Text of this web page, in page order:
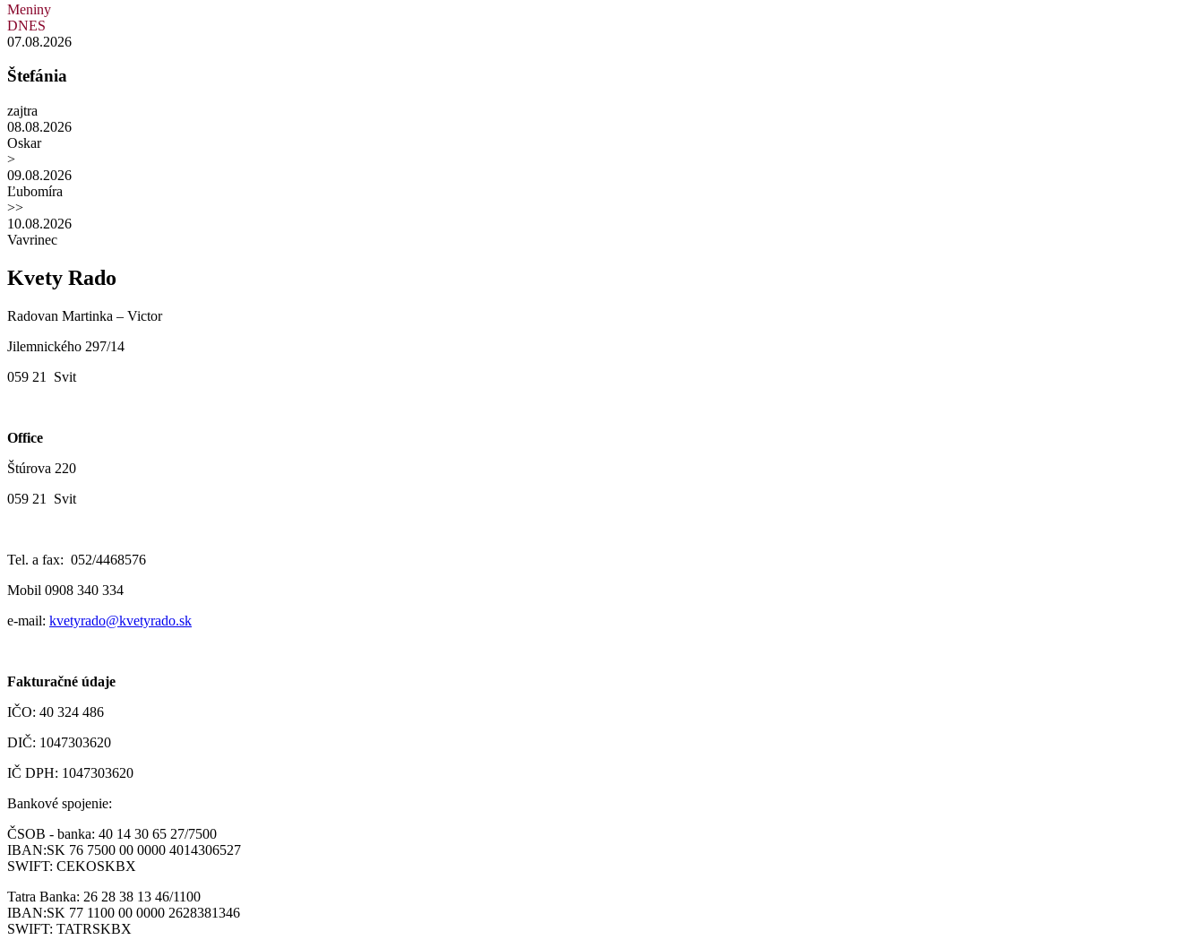
Meniny
DNES
07.08.2026
Štefánia
zajtra
08.08.2026
Oskar
>
09.08.2026
Ľubomíra
>>
10.08.2026
Vavrinec
Kvety Rado
Radovan Martinka – Victor
Jilemnického 297/14
059 21 Svit
Office
Štúrova 220
059 21 Svit
Tel. a fax: 052/4468576
Mobil 0908 340 334
e-mail: kvetyrado@kvetyrado.sk
Fakturačné údaje
IČO: 40 324 486
DIČ: 1047303620
IČ DPH: 1047303620
Bankové spojenie:
ČSOB - banka: 40 14 30 65 27/7500
IBAN:SK 76 7500 00 0000 4014306527
SWIFT: CEKOSKBX
Tatra Banka: 26 28 38 13 46/1100
IBAN:SK 77 1100 00 0000 2628381346
SWIFT: TATRSKBX